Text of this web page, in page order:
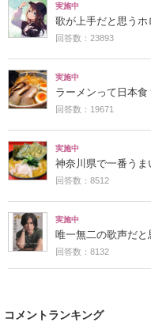
実施中
歌が上手だと思うホ
回答数：23893
実施中
ラーメンって日本食
回答数：19671
実施中
神奈川県で一番うま
回答数：8512
実施中
唯一無二の歌声だと
回答数：8132
コメントランキング